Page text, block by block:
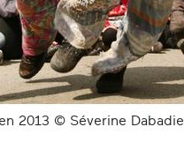
2013 © Séverine Dabadie